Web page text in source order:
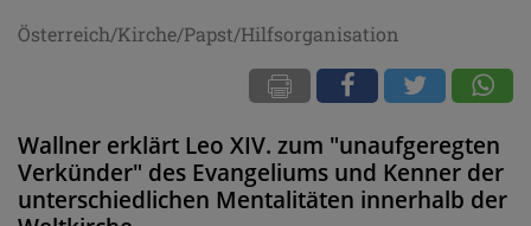
Österreich/Kirche/Papst/Hilfsorganisation
Wallner erklärt Leo XIV. zum "unaufgeregten
Verkünder" des Evangeliums und Kenner der
unterschiedlichen Mentalitäten innerhalb der